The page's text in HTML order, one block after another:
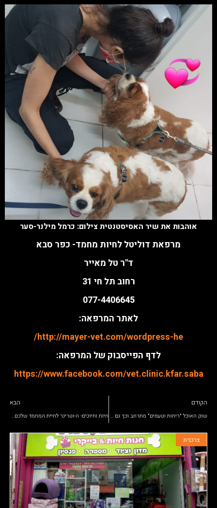
אוהבות את שיר האסיסטנטית צילום: כרמל מילנר-סער
מרפאת דוליטל לחיות מחמד- כפר סבא
ד"ר טל מאייר
רחוב תל חי 31
077-4406645
לאתר המרפאה:
http://mayer-vet.com/wordpress-he/
לדף הפייסבוק של המרפאה:
https://www.facebook.com/vet.clinic.kfar.saba
הקודם
שוק האוכל "ריחות וטעמים" מתרחב וכך גם החיוך
הבא
חיות וחיוכים- ה-וטרינר לחיית המחמד שלכם/ן!
צרכנית